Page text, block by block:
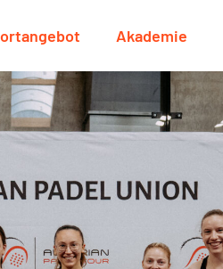
Akademie